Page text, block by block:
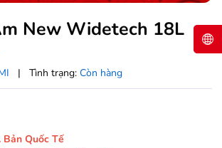
New Widetech 18L
| Tình trạng: Còn hàng
Bản Quốc Tế